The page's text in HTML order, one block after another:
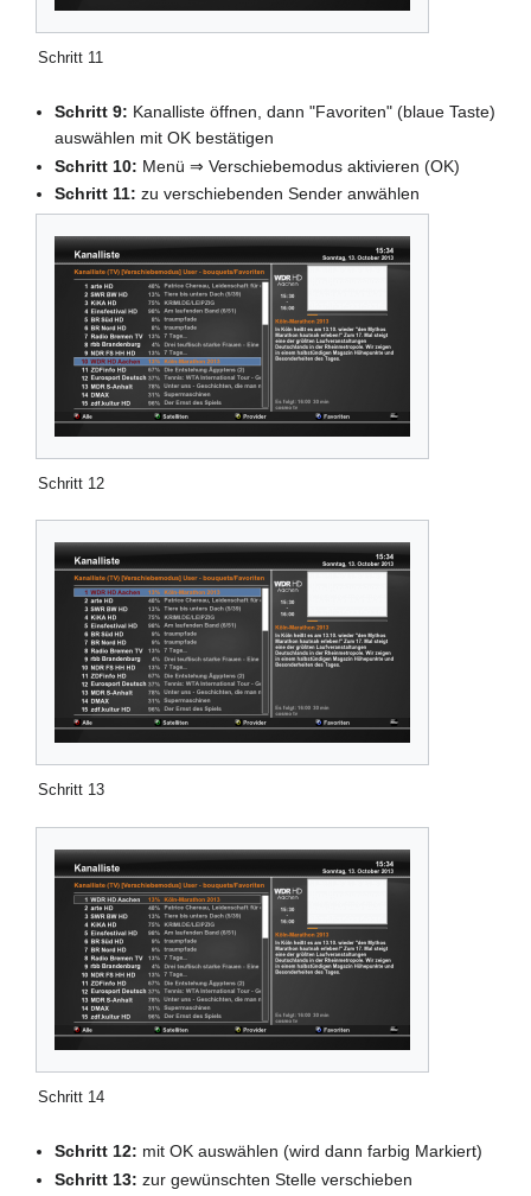
Schritt 11
Schritt 9: Kanalliste öffnen, dann "Favoriten" (blaue Taste)
auswählen mit OK bestätigen
Schritt 10: Menü ⇒ Verschiebemodus aktivieren (OK)
Schritt 11: zu verschiebenden Sender anwählen
Schritt 12
Schritt 13
Schritt 14
Schritt 12: mit OK auswählen (wird dann farbig Markiert)
Schritt 13: zur gewünschten Stelle verschieben